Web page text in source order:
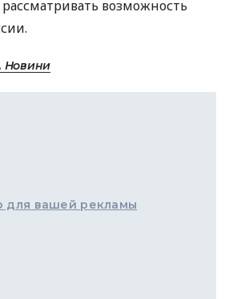
возможность
Новини
для вашей рекламы